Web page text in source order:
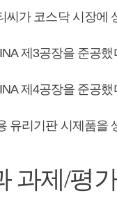
씨가 코스닥 시장에
제3공장을 준공했
제4공장을 준공했
유리기판 시제품을
과제/평가